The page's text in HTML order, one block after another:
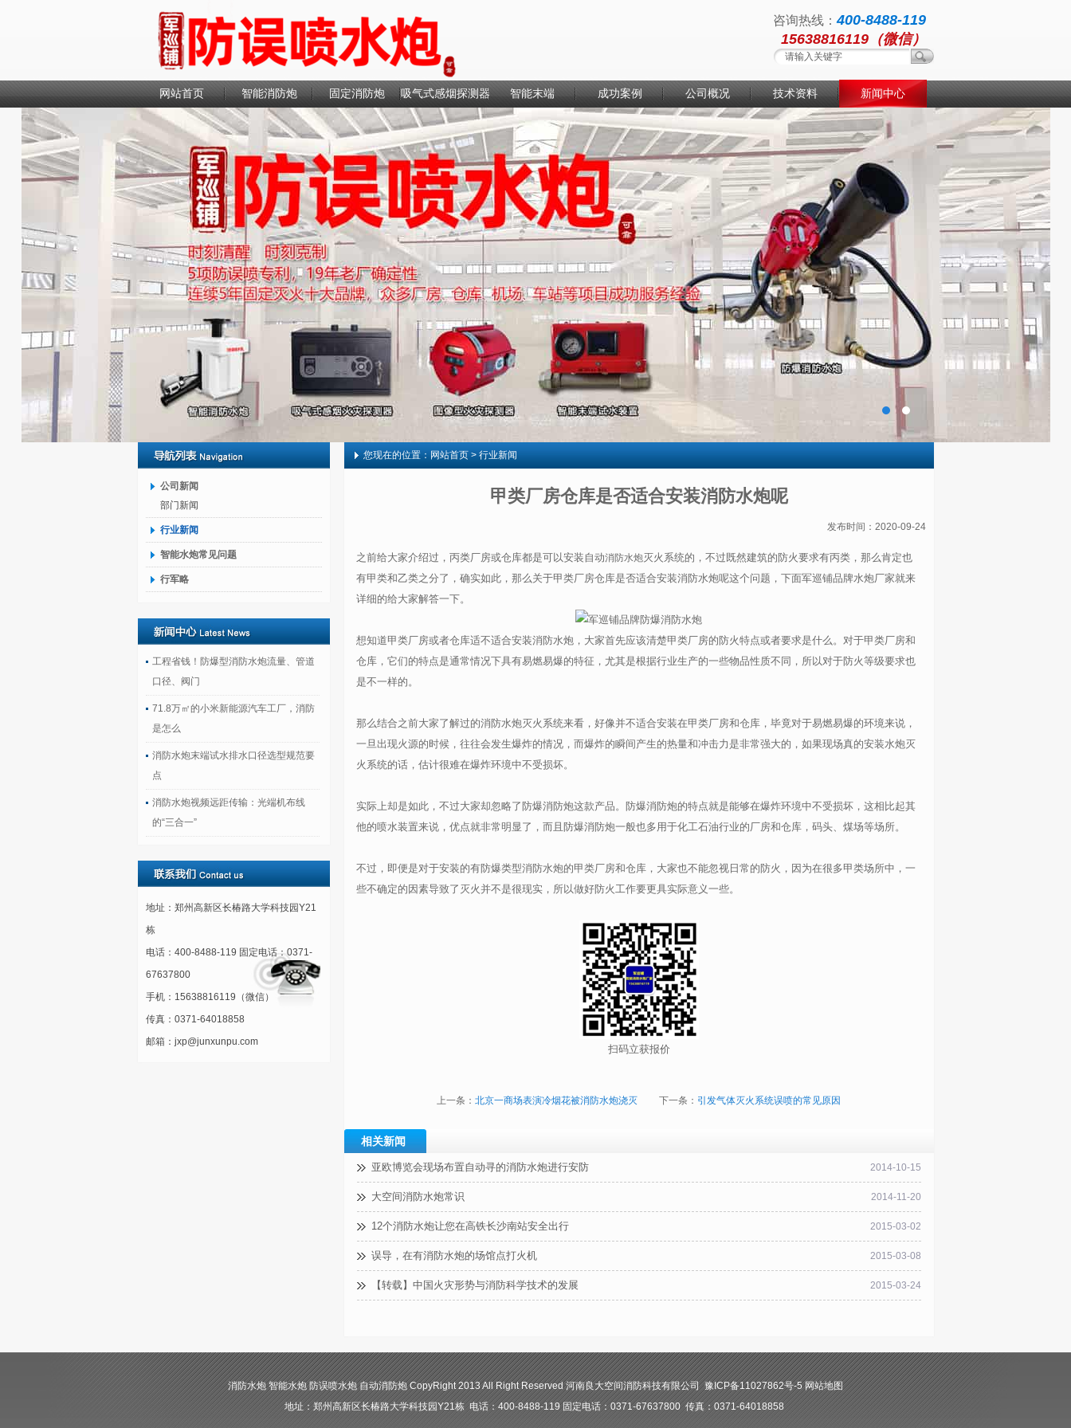
咨询热线：400-8488-119
15638816119（微信）
网站首页 智能消防炮 固定消防炮 吸气式感烟探测器 智能末端 成功案例 公司概况 技术资料 新闻中心
联系我们
公司新闻
部门新闻
行业新闻
智能水炮常见问题
行军略
工程省钱！防爆型消防水炮流量、管道
口径、阀门
71.8万㎡的小米新能源汽车工厂，消防
是怎么
消防水炮末端试水排水口径选型规范要
点
消防水炮视频远距传输：光端机布线
的“三合一”
地址：郑州高新区长椿路大学科技园Y21
栋
电话：400-8488-119 固定电话：0371-
67637800
手机：15638816119（微信）
传真：0371-64018858
邮箱：jxp@junxunpu.com
您现在的位置： 网站首页> 行业新闻
甲类厂房仓库是否适合安装消防水炮呢
发布时间：2020-09-24
之前给大家介绍过，丙类厂房或仓库都是可以安装自动消防水炮灭火系统的，不过既然建筑的防火要求有丙类，那么肯定也
有甲类和乙类之分了，确实如此，那么关于甲类厂房仓库是否适合安装消防水炮呢这个问题，下面军巡铺品牌水炮厂家就来
详细的给大家解答一下。
想知道甲类厂房或者仓库适不适合安装消防水炮，大家首先应该清楚甲类厂房的防火特点或者要求是什么。对于甲类厂房和
仓库，它们的特点是通常情况下具有易燃易爆的特征，尤其是根据行业生产的一些物品性质不同，所以对于防火等级要求也
是不一样的。
那么结合之前大家了解过的消防水炮灭火系统来看，好像并不适合安装在甲类厂房和仓库，毕竟对于易燃易爆的环境来说，
一旦出现火源的时候，往往会发生爆炸的情况，而爆炸的瞬间产生的热量和冲击力是非常强大的，如果现场真的安装水炮灭
火系统的话，估计很难在爆炸环境中不受损坏。
实际上却是如此，不过大家却忽略了防爆消防炮这款产品。防爆消防炮的特点就是能够在爆炸环境中不受损坏，这相比起其
他的喷水装置来说，优点就非常明显了，而且防爆消防炮一般也多用于化工石油行业的厂房和仓库，码头、煤场等场所。
不过，即便是对于安装的有防爆类型消防水炮的甲类厂房和仓库，大家也不能忽视日常的防火，因为在很多甲类场所中，一
些不确定的因素导致了灭火并不是很现实，所以做好防火工作要更具实际意义一些。
扫码立获报价
上一条： 北京一商场表演冷烟花被消防水炮浇灭 下一条： 引发气体灭火系统误喷的常见原因
相关新闻
2014-10-15
亚欧博览会现场布置自动寻的消防水炮进行安防
2014-11-20
大空间消防水炮常识
2015-03-02
12个消防水炮让您在高铁长沙南站安全出行
2015-03-08
误导，在有消防水炮的场馆点打火机
2015-03-24
【转载】中国火灾形势与消防科学技术的发展
消防水炮 智能水炮 防误喷水炮 自动消防炮 CopyRight 2013 All Right Reserved 河南良大空间消防科技有限公司 豫ICP备11027862号-5网站地图
地址：郑州高新区长椿路大学科技园Y21栋 电话：400-8488-119 固定电话：0371-67637800 传真：0371-64018858